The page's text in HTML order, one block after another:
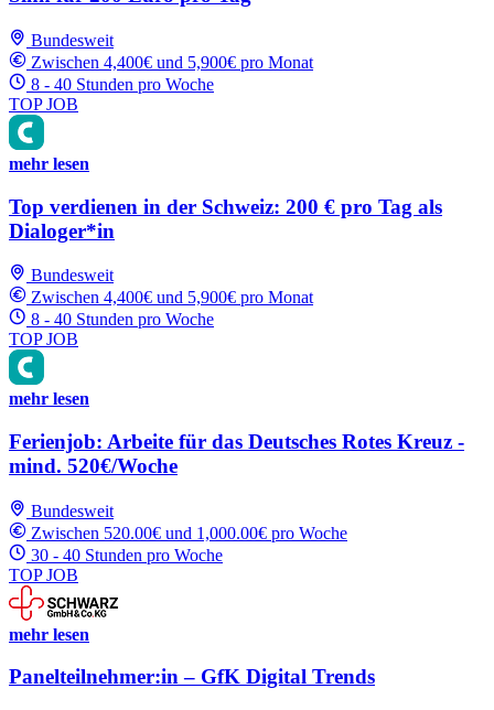
Bundesweit
Zwischen 4,400€ und 5,900€ pro Monat
8 - 40 Stunden pro Woche
TOP JOB
mehr lesen
Top verdienen in der Schweiz: 200 € pro Tag als
Dialoger*in
Bundesweit
Zwischen 4,400€ und 5,900€ pro Monat
8 - 40 Stunden pro Woche
TOP JOB
mehr lesen
Ferienjob: Arbeite für das Deutsches Rotes Kreuz -
mind. 520€/Woche
Bundesweit
Zwischen 520.00€ und 1,000.00€ pro Woche
30 - 40 Stunden pro Woche
TOP JOB
mehr lesen
Panelteilnehmer:in – GfK Digital Trends